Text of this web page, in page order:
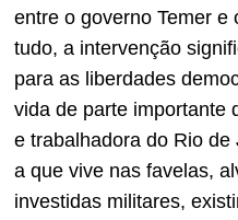
entre o governo Temer e
tudo, a intervenção
para as liberdades
vida de parte importante
e trabalhadora do Rio de
a que vive nas favelas,
investidas militares,